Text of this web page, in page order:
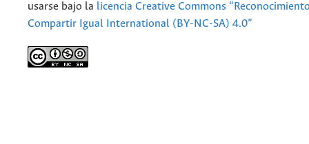
usarse bajo la licencia Creative Commons
Compartir Igual International (BY-NC-SA) 4.0”